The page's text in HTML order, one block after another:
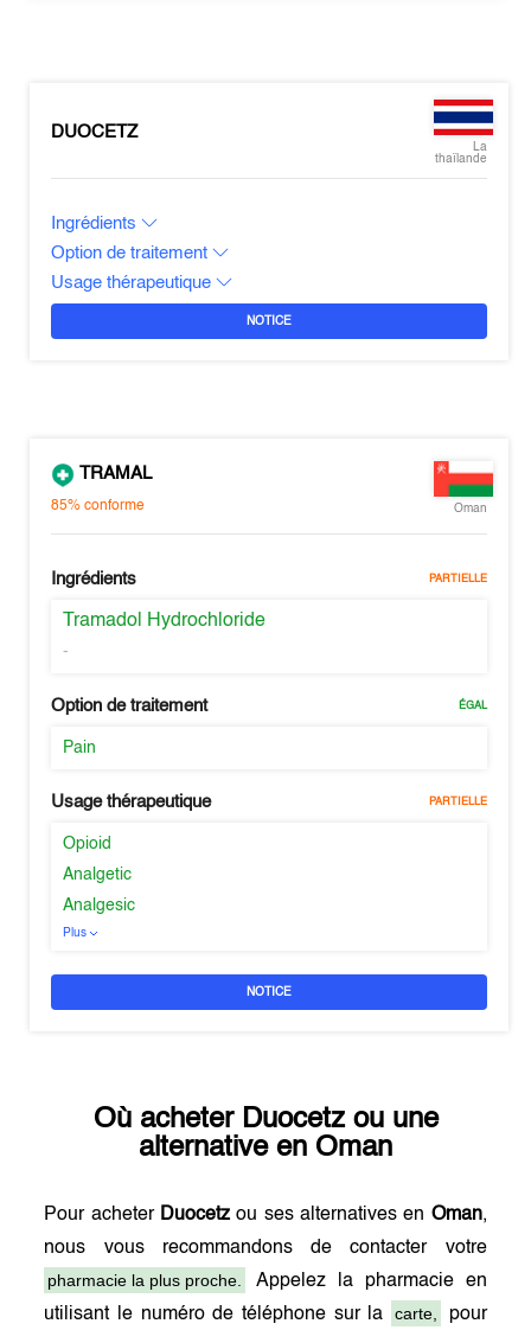
DUOCETZ
La
thaïlande
Ingrédients
Option de traitement
Usage thérapeutique
NOTICE
TRAMAL
85%conforme Oman
Ingrédients PARTIELLE
Tramadol Hydrochloride
-
Option de traitement ÉGAL
Pain
Usage thérapeutique PARTIELLE
Opioid
Analgetic
Analgesic
Plus
NOTICE
Où acheter Duocetzou une
alternative en Oman
Pour acheter Duocetz ou ses alternatives en Oman,
nous vous recommandons de contacter votre
pharmacie la plus proche.
Appelez la pharmacie en
utilisant le numéro de téléphone sur la
carte, pour